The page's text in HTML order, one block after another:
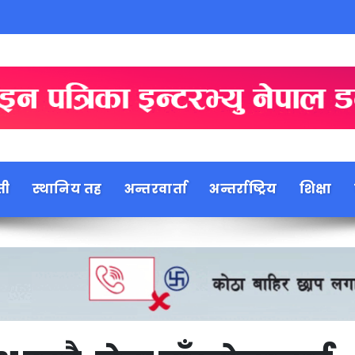
स्थानिय तह अन्तरवार्ता अन्तर्राष्ट्रिय शिक्षा